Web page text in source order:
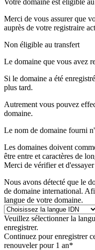
Merci de vous assurer que
auprès de votre registraire
Non éligible au transfert
Le domaine que vous avez
Si le domaine a été
plus tard.
Autrement vous pouvez
domaine.
Le nom de domaine fourni
Les domaines doivent
être entre et caractères de
Merci de vérifier et
Nous avons détecté que le
de domaine international.
langue de votre domaine.
Veuillez sélectionner la
enregistrer.
Continuez pour enregistrer
renouveler pour 1 an*